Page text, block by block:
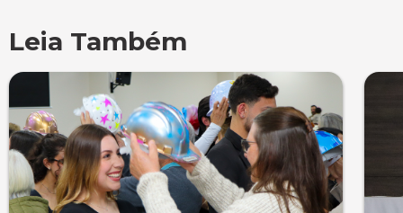
Leia Também